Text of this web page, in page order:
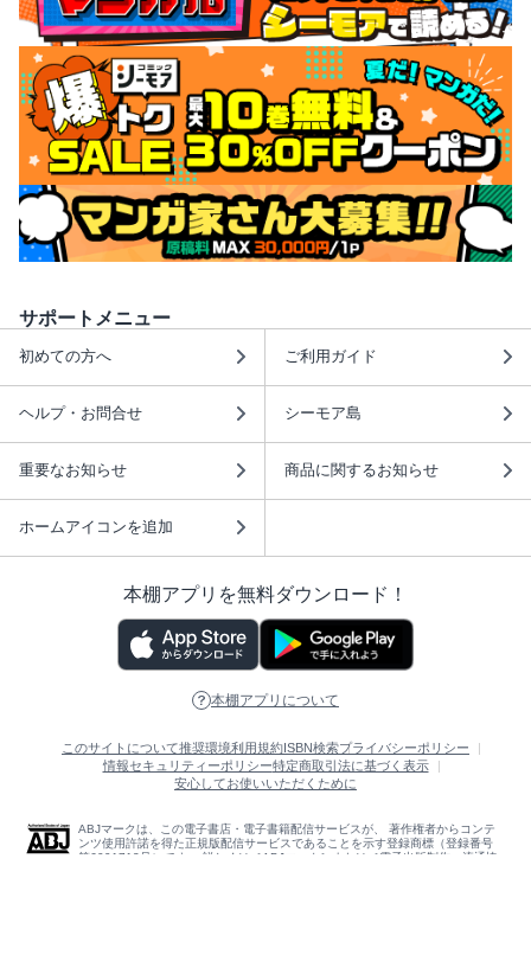
サポートメニュー
初めての方へ ご利用ガイド
ヘルプ・お問合せ シーモア島
重要なお知らせ 商品に関するお知らせ
ホームアイコンを追加
本棚アプリを無料ダウンロード！
本棚アプリについて
このサイトについて推奨環境利用規約ISBN検索プライバシーポリシー
情報セキュリティーポリシー特定商取引法に基づく表示
安心してお使いいただくために
ABJマークは、この電子書店・電子書籍配信サービスが、 著作権者からコンテ
ンツ使用許諾を得た正規版配信サービスであることを示す登録商標（登録番号
第6091713号）です。 詳しくは［ABJマーク］または［電子出版制作・流通協